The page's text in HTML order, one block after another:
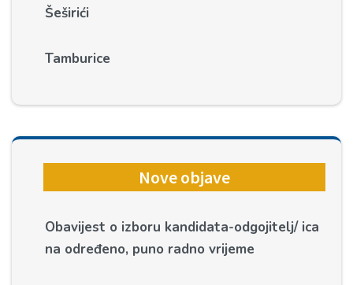
Šeširići
Tamburice
Nove objave
Obavijest o izboru kandidata-odgojitelj/ ica
na određeno, puno radno vrijeme